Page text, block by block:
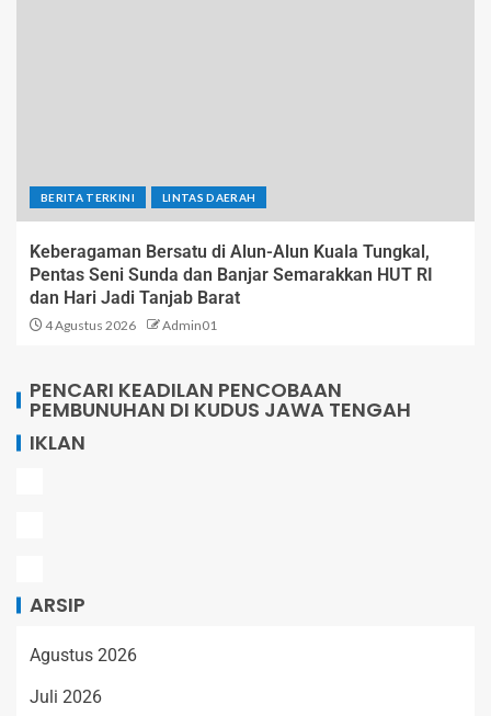
BERITA TERKINI LINTAS DAERAH
Keberagaman Bersatu di Alun-Alun Kuala Tungkal,
Pentas Seni Sunda dan Banjar Semarakkan HUT RI
dan Hari Jadi Tanjab Barat
4 Agustus 2026 Admin01
PENCARI KEADILAN PENCOBAAN
PEMBUNUHAN DI KUDUS JAWA TENGAH
IKLAN
ARSIP
Agustus 2026
Juli 2026